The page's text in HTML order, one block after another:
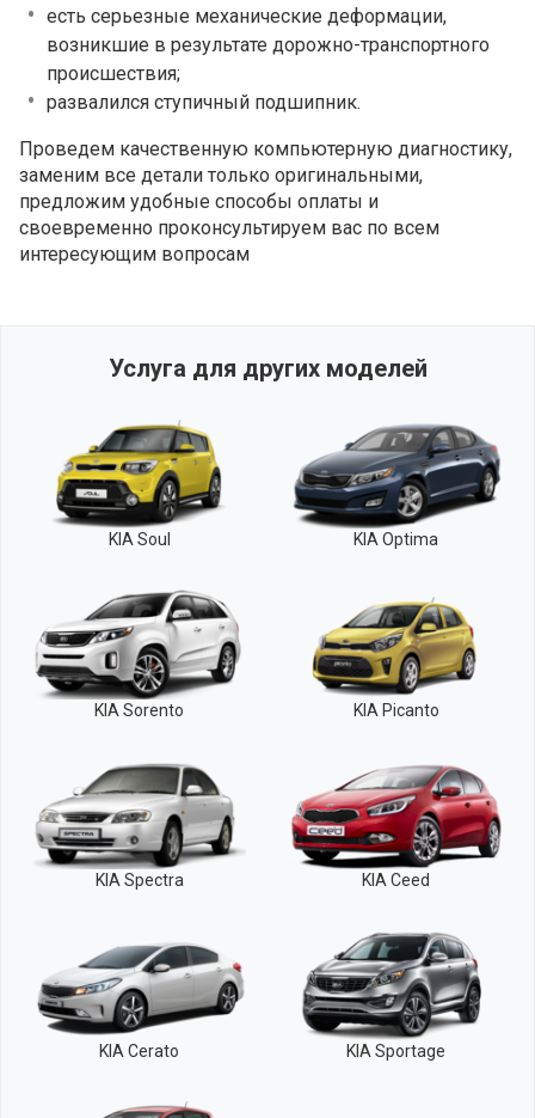
есть серьезные механические деформации,
возникшие в результате дорожно-транспортного
происшествия;
развалился ступичный подшипник.
Проведем качественную компьютерную диагностику,
заменим все детали только оригинальными,
предложим удобные способы оплаты и
своевременно проконсультируем вас по всем
интересующим вопросам
Услуга для других моделей
KIA Soul KIA Optima
KIA Sorento KIA Picanto
KIA Spectra KIA Ceed
KIA Cerato KIA Sportage